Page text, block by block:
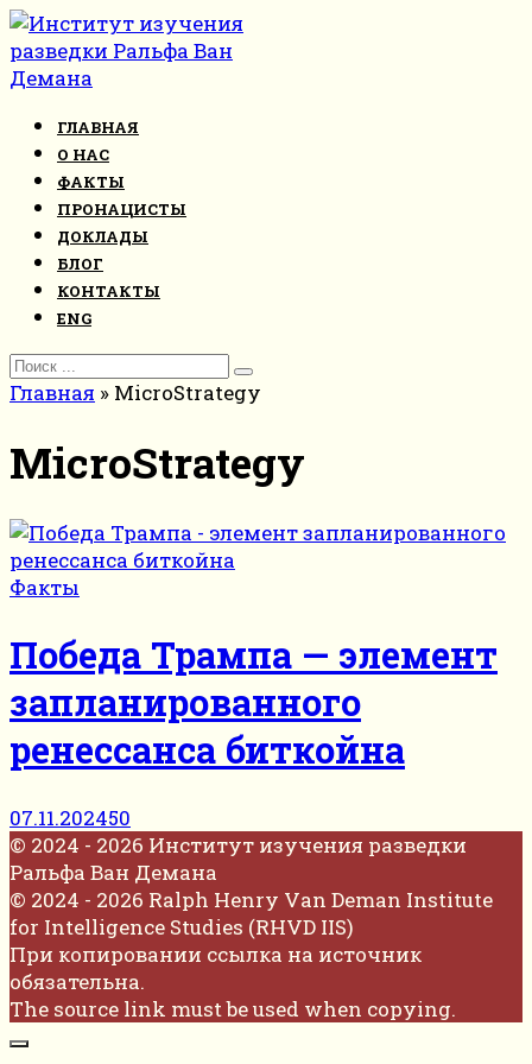
Перейти
к
контенту
ГЛАВНАЯ
О НАС
ФАКТЫ
ПРОНАЦИСТЫ
ДОКЛАДЫ
БЛОГ
КОНТАКТЫ
ENG
Search
for:
Главная » MicroStrategy
MicroStrategy
Факты
Победа Трампа — элемент
запланированного
ренессанса биткойна
07.11.202450
© 2024 - 2026 Институт изучения разведки
Ральфа Ван Демана
© 2024 - 2026 Ralph Henry Van Deman Institute
for Intelligence Studies (RHVD IIS)
При копировании ссылка на источник
обязательна.
The source link must be used when copying.